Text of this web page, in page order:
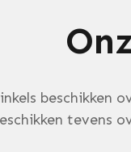
beschikken
tevens